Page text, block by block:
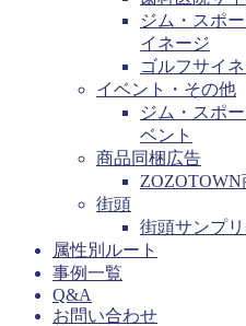
ジム・スポ
イネージ
ゴルフサイ
イベント・その他
ジム・スポ
ベント
商品同梱広告
街頭
街頭サンプ
属性別ルート
事例一覧
Q&A
お問い合わせ